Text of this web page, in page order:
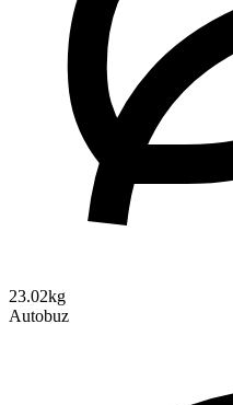
23.02kg
Autobuz